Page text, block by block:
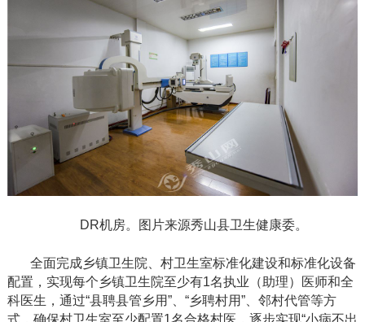
DR机房。图片来源秀山县卫生健康委。
全面完成乡镇卫生院、村卫生室标准化建设和标准化设备
配置，实现每个乡镇卫生院至少有1名执业（助理）医师和全
科医生，通过“县聘县管乡用”、“乡聘村用”、邻村代管等方
式，确保村卫生室至少配置1名合格村医，逐步实现“小病不出